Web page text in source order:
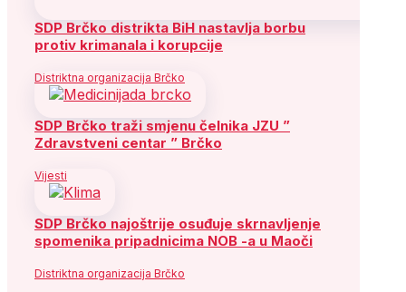
SDP Brčko distrikta BiH nastavlja borbu
protiv krimanala i korupcije
Distriktna organizacija Brčko
SDP Brčko traži smjenu čelnika JZU ”
Zdravstveni centar ” Brčko
Vijesti
SDP Brčko najoštrije osuđuje skrnavljenje
spomenika pripadnicima NOB -a u Maoči
Distriktna organizacija Brčko